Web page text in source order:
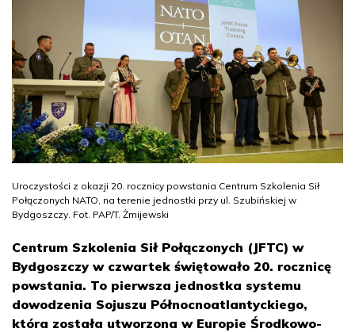
Uroczystości z okazji 20. rocznicy powstania Centrum Szkolenia Sił
Połączonych NATO, na terenie jednostki przy ul. Szubińskiej w
Bydgoszczy. Fot. PAP/T. Żmijewski
Centrum Szkolenia Sił Połączonych (JFTC) w
Bydgoszczy w czwartek świętowało 20. rocznicę
powstania. To pierwsza jednostka systemu
dowodzenia Sojuszu Północnoatlantyckiego,
która została utworzona w Europie Środkowo-